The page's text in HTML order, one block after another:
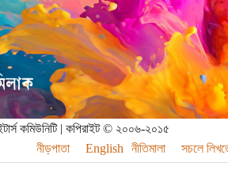
কমিউনিটি | কপিরাইট © ২০০৬-২০১৫
নীড়পাতা
English নীতিমালা সচলে